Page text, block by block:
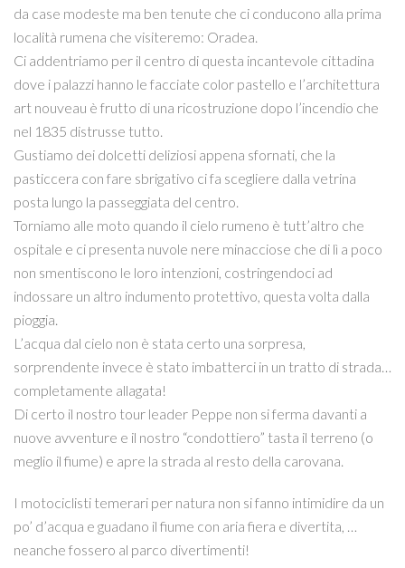
da case modeste ma ben tenute che ci conducono alla prima
località rumena che visiteremo: Oradea.
Ci addentriamo per il centro di questa incantevole cittadina
dove i palazzi hanno le facciate color pastello e l’architettura
art nouveau è frutto di una ricostruzione dopo l’incendio che
nel 1835 distrusse tutto.
Gustiamo dei dolcetti deliziosi appena sfornati, che la
pasticcera con fare sbrigativo ci fa scegliere dalla vetrina
posta lungo la passeggiata del centro.
Torniamo alle moto quando il cielo rumeno è tutt’altro che
ospitale e ci presenta nuvole nere minacciose che di lì a poco
non smentiscono le loro intenzioni, costringendoci ad
indossare un altro indumento protettivo, questa volta dalla
pioggia.
L’acqua dal cielo non è stata certo una sorpresa,
sorprendente invece è stato imbatterci in un tratto di strada…
completamente allagata!
Di certo il nostro tour leader Peppe non si ferma davanti a
nuove avventure e il nostro “condottiero” tasta il terreno (o
meglio il fiume) e apre la strada al resto della carovana.
I motociclisti temerari per natura non si fanno intimidire da un
po’ d’acqua e guadano il fiume con aria fiera e divertita, …
neanche fossero al parco divertimenti!